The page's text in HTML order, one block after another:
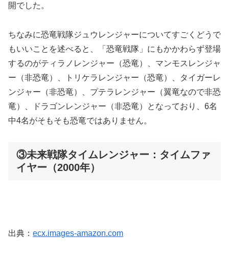
開でした。
ちなみに恐竜戦隊ジュウレンジャーについてすごくどうで
もいいことを述べると、「恐竜戦隊」にもかかわらず登場
するのがティラノレンジャー（恐竜）、マンモスレンジャ
ー（非恐竜）、トリケラレンジャー（恐竜）、タイガーレ
ンジャー（非恐竜）、プテラレンジャー（翼竜なので非恐
竜）、ドラゴンレンジャー（非恐竜）となっており、6名
中4名がそもそも恐竜ではありません。
③未来戦隊タイムレンジャー：タイムファ
イヤー（2000年）
出典： ecx.images-amazon.com